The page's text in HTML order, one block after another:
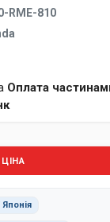
RME-810
Оплата
Японія